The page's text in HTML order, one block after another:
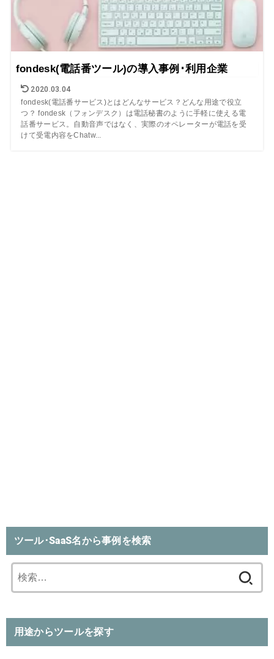
fondesk(電話番ツール)の導入事例･利用企業
2020.03.04
fondesk(電話番サービス)とはどんなサービス？どんな用途で役立
つ？ fondesk（フォンデスク）は電話秘書のように手軽に使える電
話番サービス。自動音声ではなく、実際のオペレーターが電話を受
けて受電内容をChatw...
ツール･SaaS名から事例を検索
索:
用途からツールを探す